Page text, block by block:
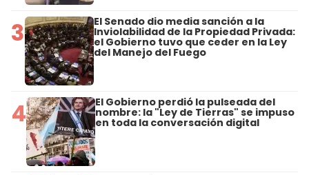
3 El Senado dio media sanción a la
Inviolabilidad de la Propiedad Privada:
el Gobierno tuvo que ceder en la Ley
del Manejo del Fuego
4 El Gobierno perdió la pulseada del
nombre: la "Ley de Tierras" se impuso
en toda la conversación digital